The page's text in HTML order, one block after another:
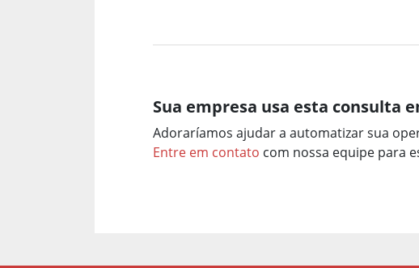
Sua empresa usa esta consulta
Adoraríamos ajudar a automatizar sua
Entre em contato com nossa equipe para